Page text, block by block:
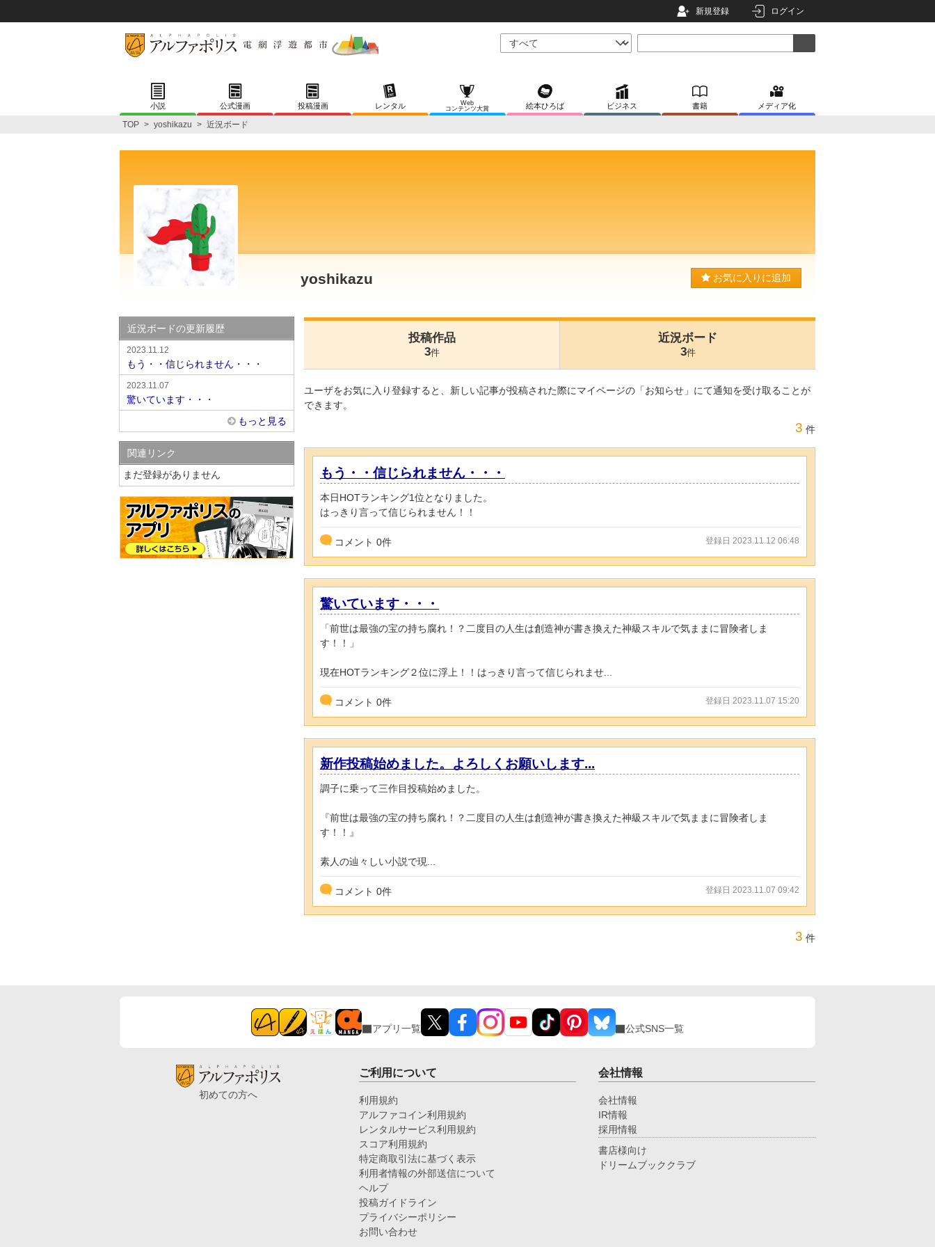
新規登録 ログイン
小説 公式漫画 投稿漫画 レンタル
Web
コンテンツ大賞
絵本ひろば ビジネス 書籍 メディア化
TOP > yoshikazu > 近況ボード
yoshikazu お気に入りに追加
投稿作品
3件
近況ボード
3件
ユーザをお気に入り登録すると、新しい記事が投稿された際にマイページの「お知らせ」にて通知を受け取ることが
できます。
3 件
もう・・信じられません・・・
本日HOTランキング1位となりました。
はっきり言って信じられません！！
コメント 0件 登録日 2023.11.12 06:48
驚いています・・・
「前世は最強の宝の持ち腐れ！？二度目の人生は創造神が書き換えた神級スキルで気ままに冒険者しま
す！！」
現在HOTランキング２位に浮上！！はっきり言って信じられませ...
コメント 0件 登録日 2023.11.07 15:20
新作投稿始めました。よろしくお願いします...
調子に乗って三作目投稿始めました。
『前世は最強の宝の持ち腐れ！？二度目の人生は創造神が書き換えた神級スキルで気ままに冒険者しま
す！！』
素人の辿々しい小説で現...
コメント 0件 登録日 2023.11.07 09:42
3 件
近況ボードの更新履歴
2023.11.12
もう・・信じられません・・・
2023.11.07
驚いています・・・
もっと見る
関連リンク
まだ登録がありません
アプリ一覧 公式SNS一覧
初めての方へ
ご利用について
利用規約
アルファコイン利用規約
レンタルサービス利用規約
スコア利用規約
特定商取引法に基づく表示
利用者情報の外部送信について
ヘルプ
投稿ガイドライン
プライバシーポリシー
お問い合わせ
会社情報
会社情報
IR情報
採用情報
書店様向け
ドリームブッククラブ